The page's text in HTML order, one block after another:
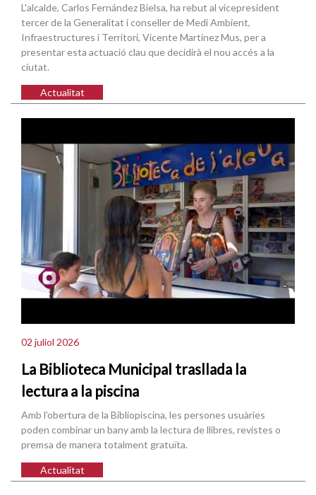
L'alcalde, Carlos Fernández Bielsa, ha rebut al vicepresident
tercer de la Generalitat i conseller de Medi Ambient,
Infraestructures i Territori, Vicente Martínez Mus, per a
presentar esta actuació clau que decidirà el nou accés a la
ciutat.
Actualitat
02 juliol 2026
La Biblioteca Municipal trasllada la
lectura a la piscina
Amb l’obertura de la Bibliopiscina, les persones usuàries
poden combinar un bany amb la lectura de llibres, revistes o
premsa de manera totalment gratuïta.
Actualitat